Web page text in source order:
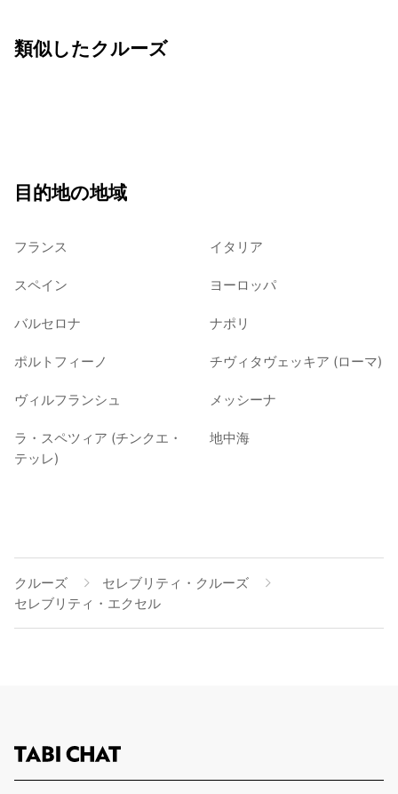
類似したクルーズ
目的地の地域
フランス イタリア
スペイン ヨーロッパ
バルセロナ ナポリ
ポルトフィーノ チヴィタヴェッキア (ローマ)
ヴィルフランシュ メッシーナ
ラ・スペツィア (チンクエ・
テッレ)
地中海
クルーズ
セレブリティ・クルーズ
セレブリティ・エクセル